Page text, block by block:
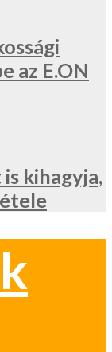
az E.ON
kihagyja,